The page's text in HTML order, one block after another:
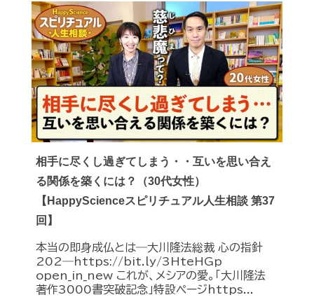
相手に尽くし過ぎてしまう・・互いを思い合え
る関係を築くには？（30代女性）
【HappyScienceスピリチュアル人生相談 第37
回】
本当の即身成仏とは―大川隆法総裁 心の指針
202―https://bit.ly/3HteHGp
open_in_new これが、メシアの愛。「大川隆法
著作3000書突破記念」特設ページhttps...